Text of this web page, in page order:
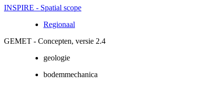
INSPIRE - Spatial scope
Regionaal
GEMET - Concepten, versie 2.4
geologie
bodemmechanica